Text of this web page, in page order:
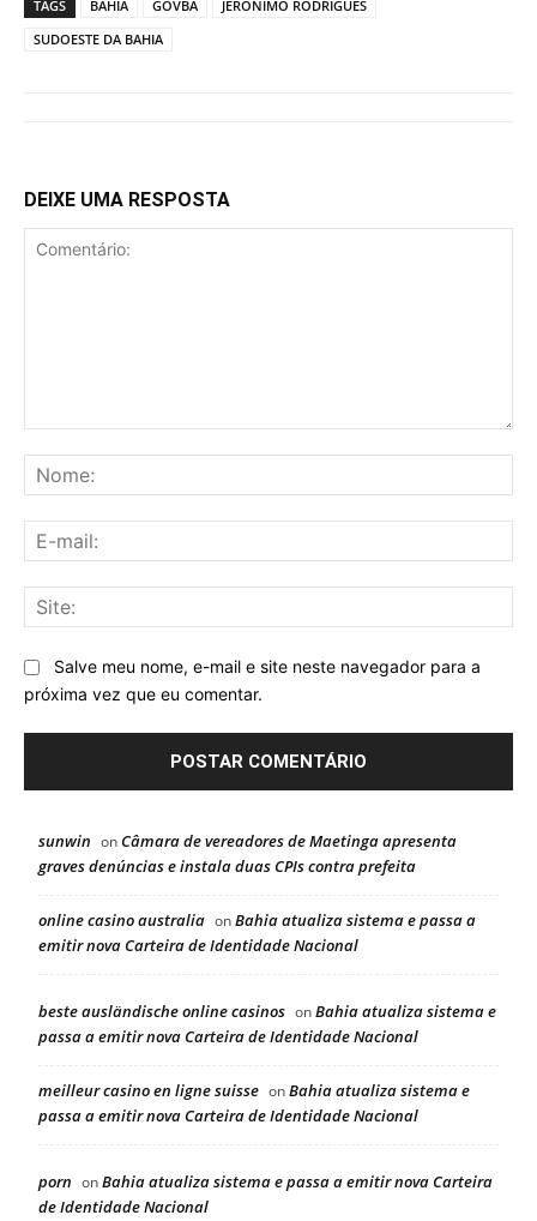
TAGS BAHIA GOVBA
JERÔNIMO RODRIGUES
SUDOESTE DA BAHIA
DEIXE UMA RESPOSTA
Salve meu nome, e-mail e site neste navegador para a
próxima vez que eu comentar.
sunwin onCâmara de vereadores de Maetinga apresenta
graves denúncias e instala duas CPIs contra prefeita
online casino australia onBahia atualiza sistema e passa a
emitir nova Carteira de Identidade Nacional
beste ausländische online casinos onBahia atualiza sistema e
passa a emitir nova Carteira de Identidade Nacional
meilleur casino en ligne suisse onBahia atualiza sistema e
passa a emitir nova Carteira de Identidade Nacional
porn onBahia atualiza sistema e passa a emitir nova Carteira
de Identidade Nacional